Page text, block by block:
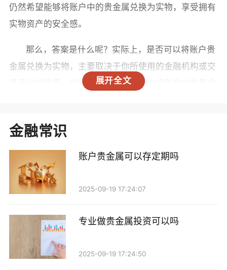
展开全文
仍然希望能够将账户中的贵金属兑换为实物，享受拥有
实物资产的安全感。
那么，答案是什么呢？实际上，是否可以将账户贵
金属兑换为实物，主要取决于你所使用的金融机构或交
易平台的政策。有些金融机构允许客户将账户中的贵金
一般来说，能够兑换的实物贵金属通常是经过认证
的金条或银币，这些实物在市场上具有较高的流通性。
投资者在兑换时，金融机构可能会要求提供一定的身份
证明，并可能会收取一定的费用。这些费用包括运输
费、保险费以及可能的加工费。
此外，兑换的数量也可能受到限制。许多金融机构
设定了最低兑换量，以确保交易的经济性。因此，如果
你的账户中贵金属的数量较少，可能就无法进行兑换。
金融常识
账户贵金属可以存定期吗
2025-09-19 17:24:07
专业做贵金属投资可以吗
2025-09-19 17:24:50